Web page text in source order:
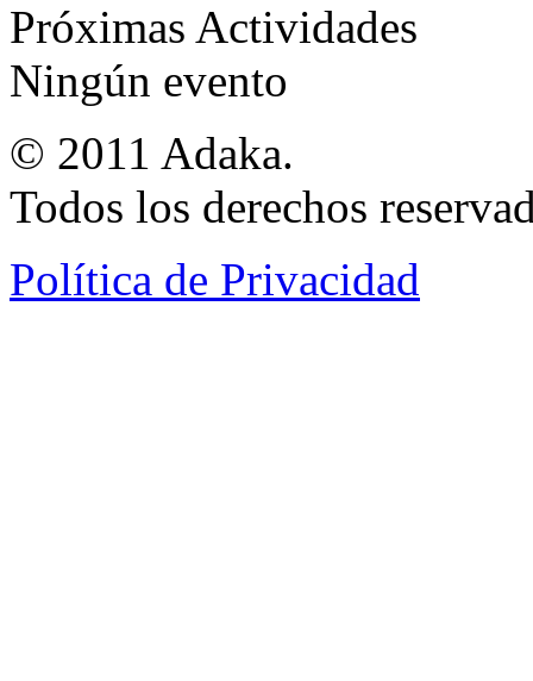
Próximas Actividades
Ningún evento
© 2011 Adaka.
Todos los derechos
Política de Privacidad